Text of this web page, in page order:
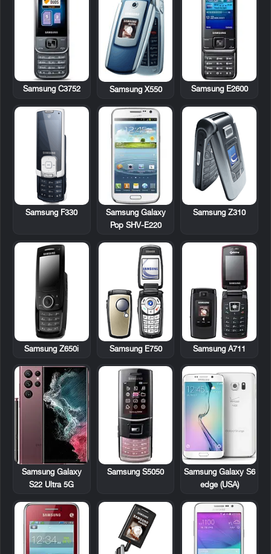
Samsung E2600
Samsung X550
Samsung C3752
Samsung Z310
Samsung Galaxy
Pop SHV-E220
Samsung F330
Samsung A711
Samsung E750
Samsung Z650i
Samsung Galaxy S6
edge (USA)
Samsung S5050
Samsung Galaxy
S22 Ultra 5G